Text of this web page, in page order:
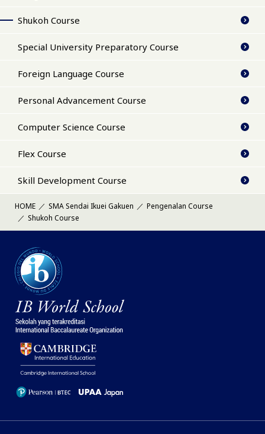
Shukoh Course
Special University Preparatory Course
Foreign Language Course
Personal Advancement Course
Computer Science Course
Flex Course
Skill Development Course
HOME SMA Sendai Ikuei Gakuen
Pengenalan Course
Shukoh Course